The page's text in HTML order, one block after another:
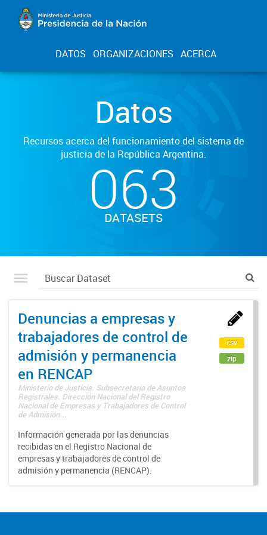
DATOS ORGANIZACIONES ACERCA
Datos
Recursos acerca del funcionamiento del sistema de
justicia de la República Argentina.
063
DATASETS
Denuncias a empresas y
trabajadores de control de
admisión y permanencia
en RENCAP
Ministerio de Justicia. Subsecretaría de Asuntos
Registrales. Dirección Nacional del Registro
Nacional de Empresas y Trabajadores de Control
de Admisión...
Información generada por las denuncias
recibidas en el Registro Nacional de
empresas y trabajadores de control de
admisión y permanencia (RENCAP).
csv
zip